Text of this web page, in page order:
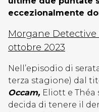
eccezionalmente
Morgane Detective
ottobre 2023
Nell’episodio di
terza stagione) dal
Occam, Eliott e
decida di tenere il